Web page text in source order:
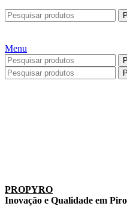
Menu
PROPYRO
Inovação e Qualidade em